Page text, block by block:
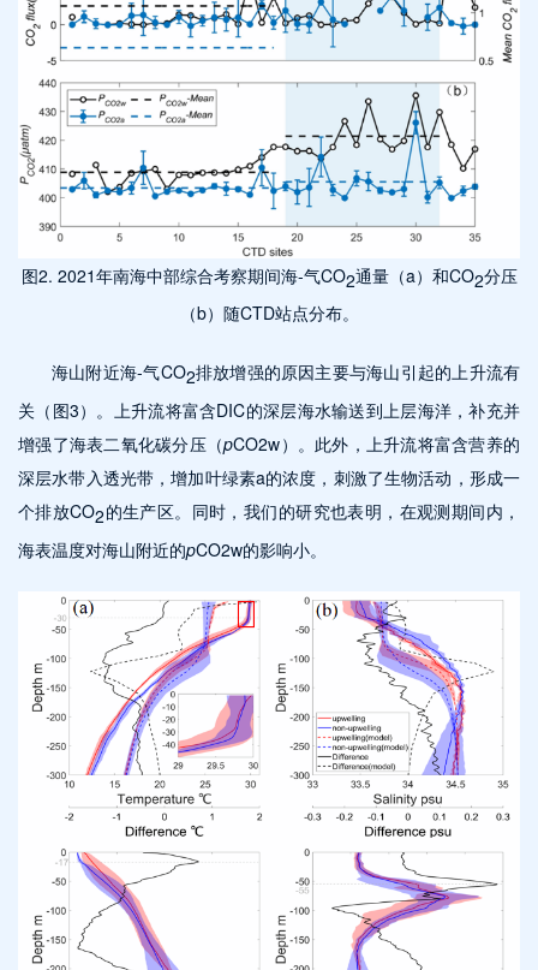
图2. 2021年南海中部综合考察期间海-气CO2通量（a）和CO2分压
（b）随CTD站点分布。
海山附近海-气CO2排放增强的原因主要与海山引起的上升流有
关（图3）。上升流将富含DIC的深层海水输送到上层海洋，补充并
增强了海表二氧化碳分压（pCO2w）。此外，上升流将富含营养的
深层水带入透光带，增加叶绿素a的浓度，刺激了生物活动，形成一
个排放CO2的生产区。同时，我们的研究也表明，在观测期间内，
海表温度对海山附近的pCO2w的影响小。